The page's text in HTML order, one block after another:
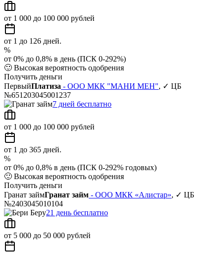
от 1 000 до 100 000 рублей
от 1 до 126 дней.
%
от 0% до 0,8% в день (ПСК 0-292%)
🙂 Высокая вероятность одобрения
Получить деньги
ПервыйПлатиза - ООО МКК "МАНИ МЕН", ✓ ЦБ
№651203045001237
7 дней бесплатно
от 1 000 до 100 000 рублей
от 1 до 365 дней.
%
от 0% до 0,8% в день (ПСК 0-292% годовых)
🙂 Высокая вероятность одобрения
Получить деньги
Гранат займГранат займ - ООО МКК «Алистар», ✓ ЦБ
№2403045010104
21 день бесплатно
от 5 000 до 50 000 рублей